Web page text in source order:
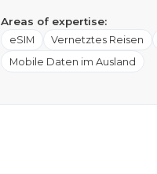
Areas of expertise:
eSIM Vernetztes Reisen
Mobile Daten im Ausland